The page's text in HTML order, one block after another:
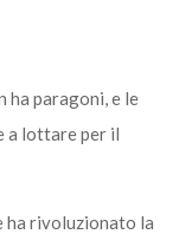
ha paragoni, e le
a lottare per il
ha rivoluzionato la